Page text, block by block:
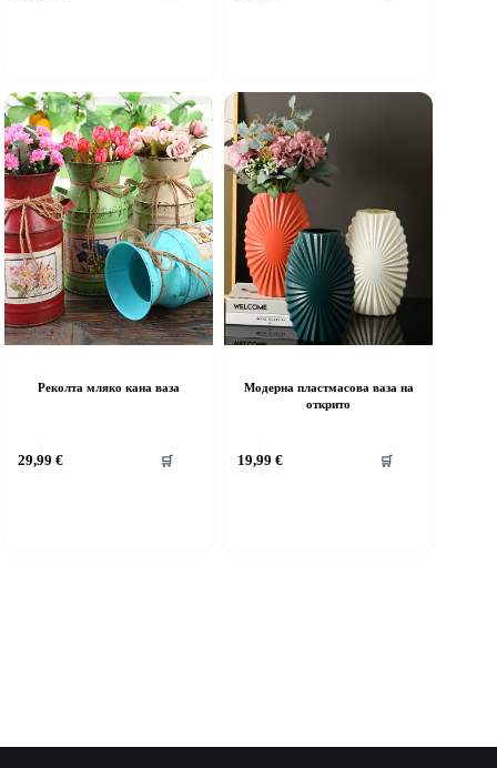
Реколта мляко кана ваза
29,99 € 🛒
Модерна пластмасова ваза на
открито
19,99 € 🛒